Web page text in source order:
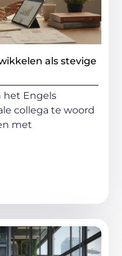
als stevige
het Engels
collega te woord
met